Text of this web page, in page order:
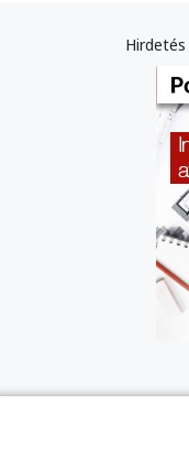
Hirdetés